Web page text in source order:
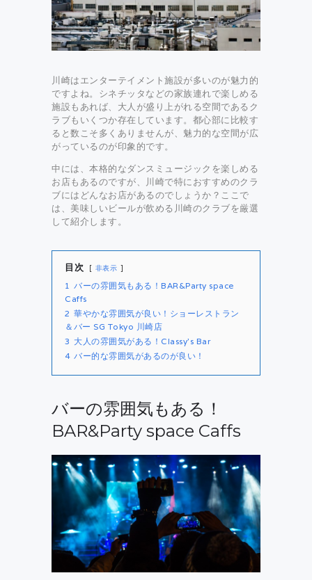
川崎はエンターテイメント施設が多いのが魅力的
ですよね。シネチッタなどの家族連れで楽しめる
施設もあれば、大人が盛り上がれる空間であるク
ラブもいくつか存在しています。都心部に比較す
ると数こそ多くありませんが、魅力的な空間が広
がっているのが印象的です。
中には、本格的なダンスミュージックを楽しめる
お店もあるのですが、川崎で特におすすめのクラ
ブにはどんなお店があるのでしょうか？ここで
は、美味しいビールが飲める川崎のクラブを厳選
して紹介します。
目次 非表示
1 バーの雰囲気もある！BAR&Party space
Caffs
2 華やかな雰囲気が良い！ショーレストラン
＆バー SG Tokyo 川崎店
3 大人の雰囲気がある！Classy’s Bar
4 バー的な雰囲気があるのが良い！
バーの雰囲気もある！
BAR&Party space Caffs